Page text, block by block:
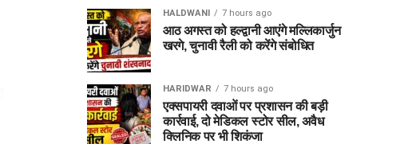
HALDWANI 7 hours ago
आठ अगस्त को हल्द्वानी आएंगे मल्लिकार्जुन
खरगे, चुनावी रैली को करेंगे संबोधित
HARIDWAR 7 hours ago
एक्सपायरी दवाओं पर प्रशासन की बड़ी
कार्रवाई, दो मेडिकल स्टोर सील, अवैध
क्लिनिक पर भी शिकंजा